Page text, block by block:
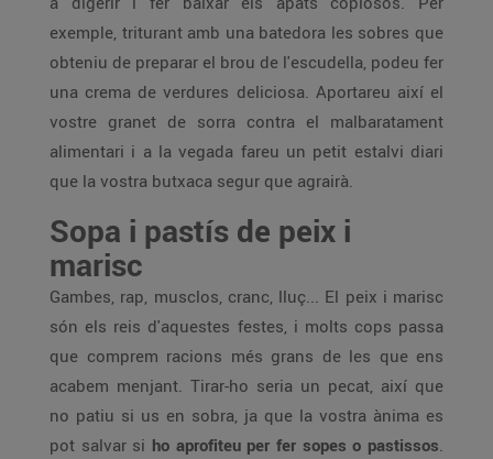
exemple, triturant amb una batedora les sobres que
obteniu de preparar el brou de l'escudella, podeu fer
una crema de verdures deliciosa. Aportareu així el
vostre granet de sorra contra el malbaratament
alimentari i a la vegada fareu un petit estalvi diari
que la vostra butxaca segur que agrairà.
Sopa i pastís de peix i
marisc
Gambes, rap, musclos, cranc, lluç... El peix i marisc
són els reis d'aquestes festes, i molts cops passa
que comprem racions més grans de les que ens
acabem menjant. Tirar-ho seria un pecat, així que
no patiu si us en sobra, ja que la vostra ànima es
pot salvar si ho aprofiteu per fer sopes o pastissos.